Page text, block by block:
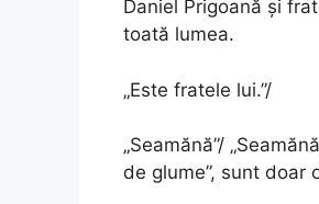
Daniel Prigoană și
toată lumea.
„Este fratele lui.”/
„Seamănă”/
de glume”, sunt